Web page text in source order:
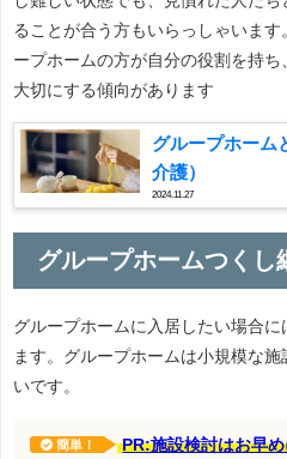
ることが合う方もいらっしゃいま
ープホームの方が自分の役割を持
大切にする傾向があります
グループホーム
介護）
2024.11.27
グループホームつくし
グループホームに入居したい場合
ます。グループホームは小規模な
いです。
簡単！
PR:施設検討はお早